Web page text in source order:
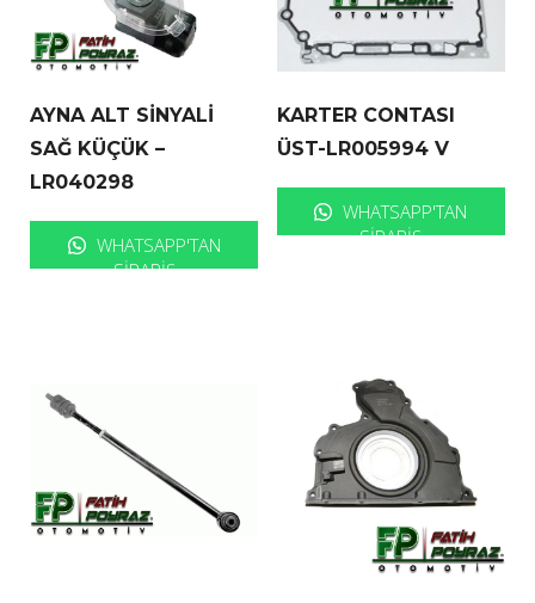
AYNA ALT SİNYALİ
SAĞ KÜÇÜK –
LR040298
WHATSAPP'TAN
SIPARIŞ
KARTER CONTASI
ÜST-LR005994 V
WHATSAPP'TAN
SIPARIŞ